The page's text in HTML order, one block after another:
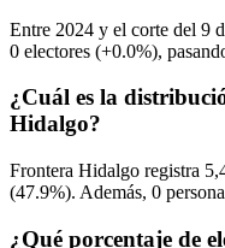
Entre 2024 y el corte del 9
0 electores (+0.0%),
¿Cuál es la
Hidalgo?
Frontera Hidalgo registra
(47.9%). Además, 0
¿Qué porcentaje de